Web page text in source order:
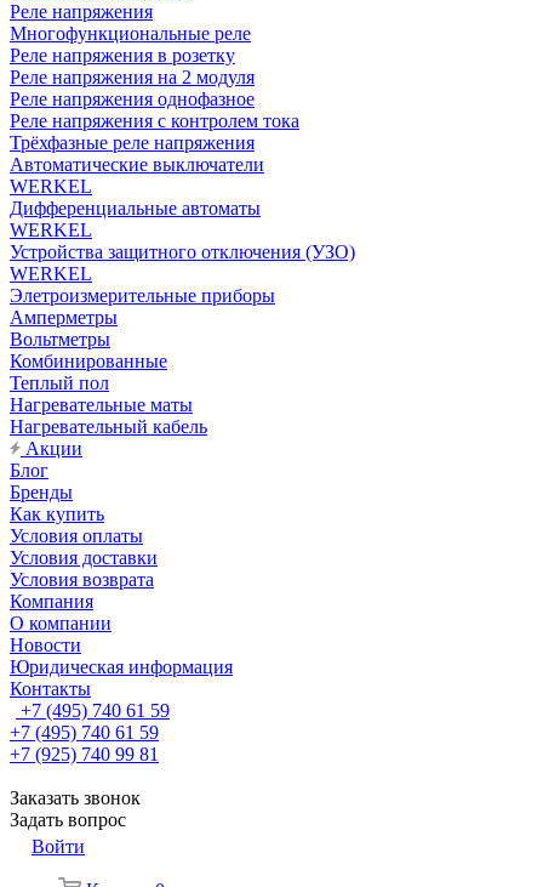
Реле напряжения
Многофункциональные реле
Реле напряжения в розетку
Реле напряжения на 2 модуля
Реле напряжения однофазное
Реле напряжения с контролем тока
Трёхфазные реле напряжения
Автоматические выключатели
WERKEL
Дифференциальные автоматы
WERKEL
Устройства защитного отключения (УЗО)
WERKEL
Элетроизмерительные приборы
Амперметры
Вольтметры
Комбинированные
Теплый пол
Нагревательные маты
Нагревательный кабель
Акции
Блог
Бренды
Как купить
Условия оплаты
Условия доставки
Условия возврата
Компания
О компании
Новости
Юридическая информация
Контакты
+7 (495) 740 61 59
+7 (495) 740 61 59
+7 (925) 740 99 81
Заказать звонок
Задать вопрос
Войти